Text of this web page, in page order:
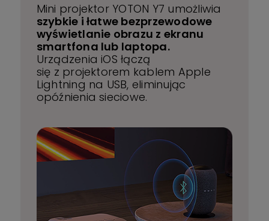
Mini projektor YOTON Y7 umożliwia
szybkie i łatwe bezprzewodowe
wyświetlanie obrazu z ekranu
smartfona lub laptopa.
Urządzenia iOS łączą
się z projektorem kablem Apple
Lightning na USB, eliminując
opóźnienia sieciowe.